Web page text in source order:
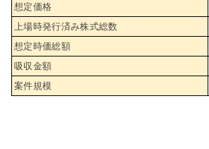
想定価格
上場時発行済み株式総数
想定時価総額
吸収金額
案件規模